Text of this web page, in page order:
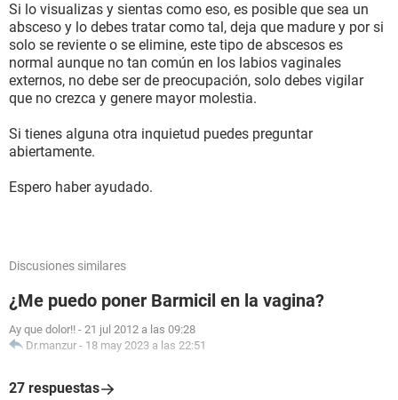
Si lo visualizas y sientas como eso, es posible que sea un
absceso y lo debes tratar como tal, deja que madure y por si
solo se reviente o se elimine, este tipo de abscesos es
normal aunque no tan común en los labios vaginales
externos, no debe ser de preocupación, solo debes vigilar
que no crezca y genere mayor molestia.
Si tienes alguna otra inquietud puedes preguntar
abiertamente.
Espero haber ayudado.
Discusiones similares
¿Me puedo poner Barmicil en la vagina?
Ay que dolor!! - 21 jul 2012 a las 09:28
Dr.manzur - 18 may 2023 a las 22:51
27 respuestas